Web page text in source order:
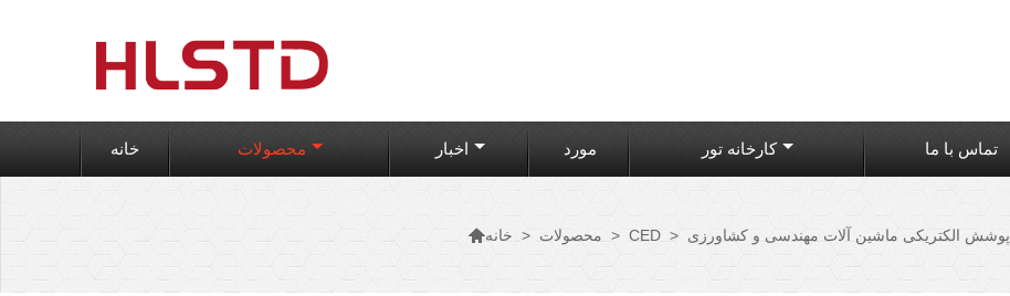
خانه محصولات اخبار مورد کارخانه تور تماس با ما
خانه > محصولات > CED > پوشش الکتریکی ماشین آلات مهندسی و کشاورزی